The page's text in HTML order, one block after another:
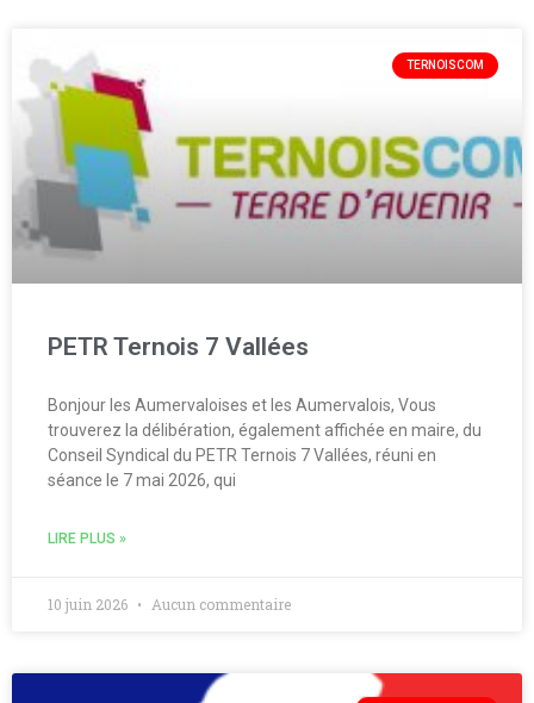
TERNOISCOM
PETR Ternois 7 Vallées
Bonjour les Aumervaloises et les Aumervalois, Vous
trouverez la délibération, également affichée en maire, du
Conseil Syndical du PETR Ternois 7 Vallées, réuni en
séance le 7 mai 2026, qui
LIRE PLUS »
10 juin 2026 Aucun commentaire